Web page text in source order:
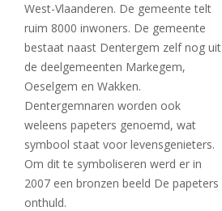
West-Vlaanderen. De gemeente telt
ruim 8000 inwoners. De gemeente
bestaat naast Dentergem zelf nog uit
de deelgemeenten Markegem,
Oeselgem en Wakken.
Dentergemnaren worden ook
weleens papeters genoemd, wat
symbool staat voor levensgenieters.
Om dit te symboliseren werd er in
2007 een bronzen beeld De papeters
onthuld.